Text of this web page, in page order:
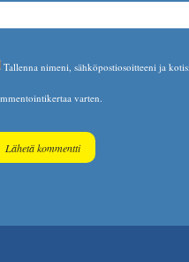
Tallenna nimeni, sähköpostiosoitteeni ja
varten.